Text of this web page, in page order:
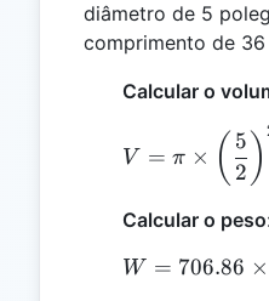
diâmetro de 5
comprimento de 36
Calcular o
V = π × ( 2
5 )
Calcular o peso
W = 706.86 ×